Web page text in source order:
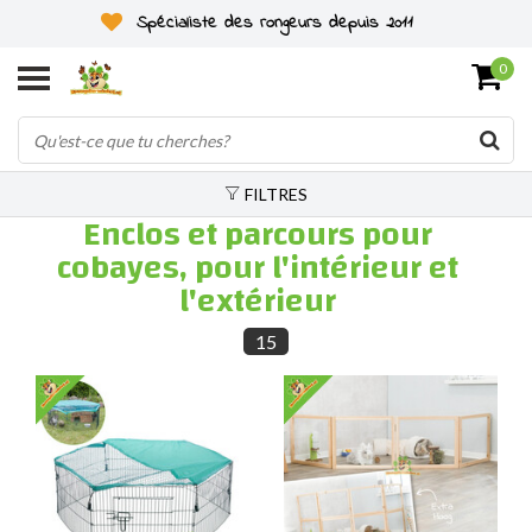
Spécialiste des rongeurs depuis 2011
0
FILTRES
Enclos et parcours pour
cobayes, pour l'intérieur et
l'extérieur
15